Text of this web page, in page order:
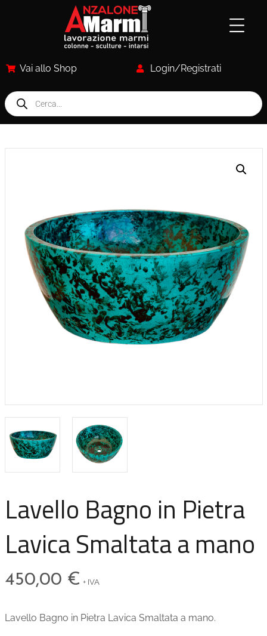
Vai allo Shop Login/Registrati
Lavello Bagno in Pietra
Lavica Smaltata a mano
450,00 € + IVA
Lavello Bagno in Pietra Lavica Smaltata a mano.